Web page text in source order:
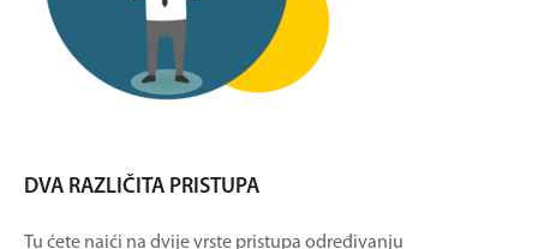
DVA RAZLIČITA PRISTUPA
Tu ćete naići na dvije vrste pristupa određivanju